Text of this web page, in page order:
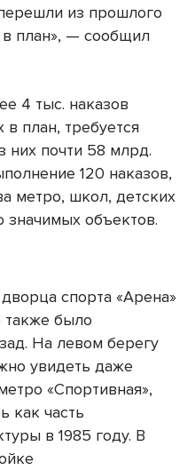
из прошлого
план», — сообщил
4 тыс. наказов
план, требуется
них почти 58 млрд.
120 наказов,
метро, школ, детских
значимых объектов.
спорта «Арена»
также было
На левом берегу
увидеть даже
«Спортивная»,
как часть
в 1985 году. В